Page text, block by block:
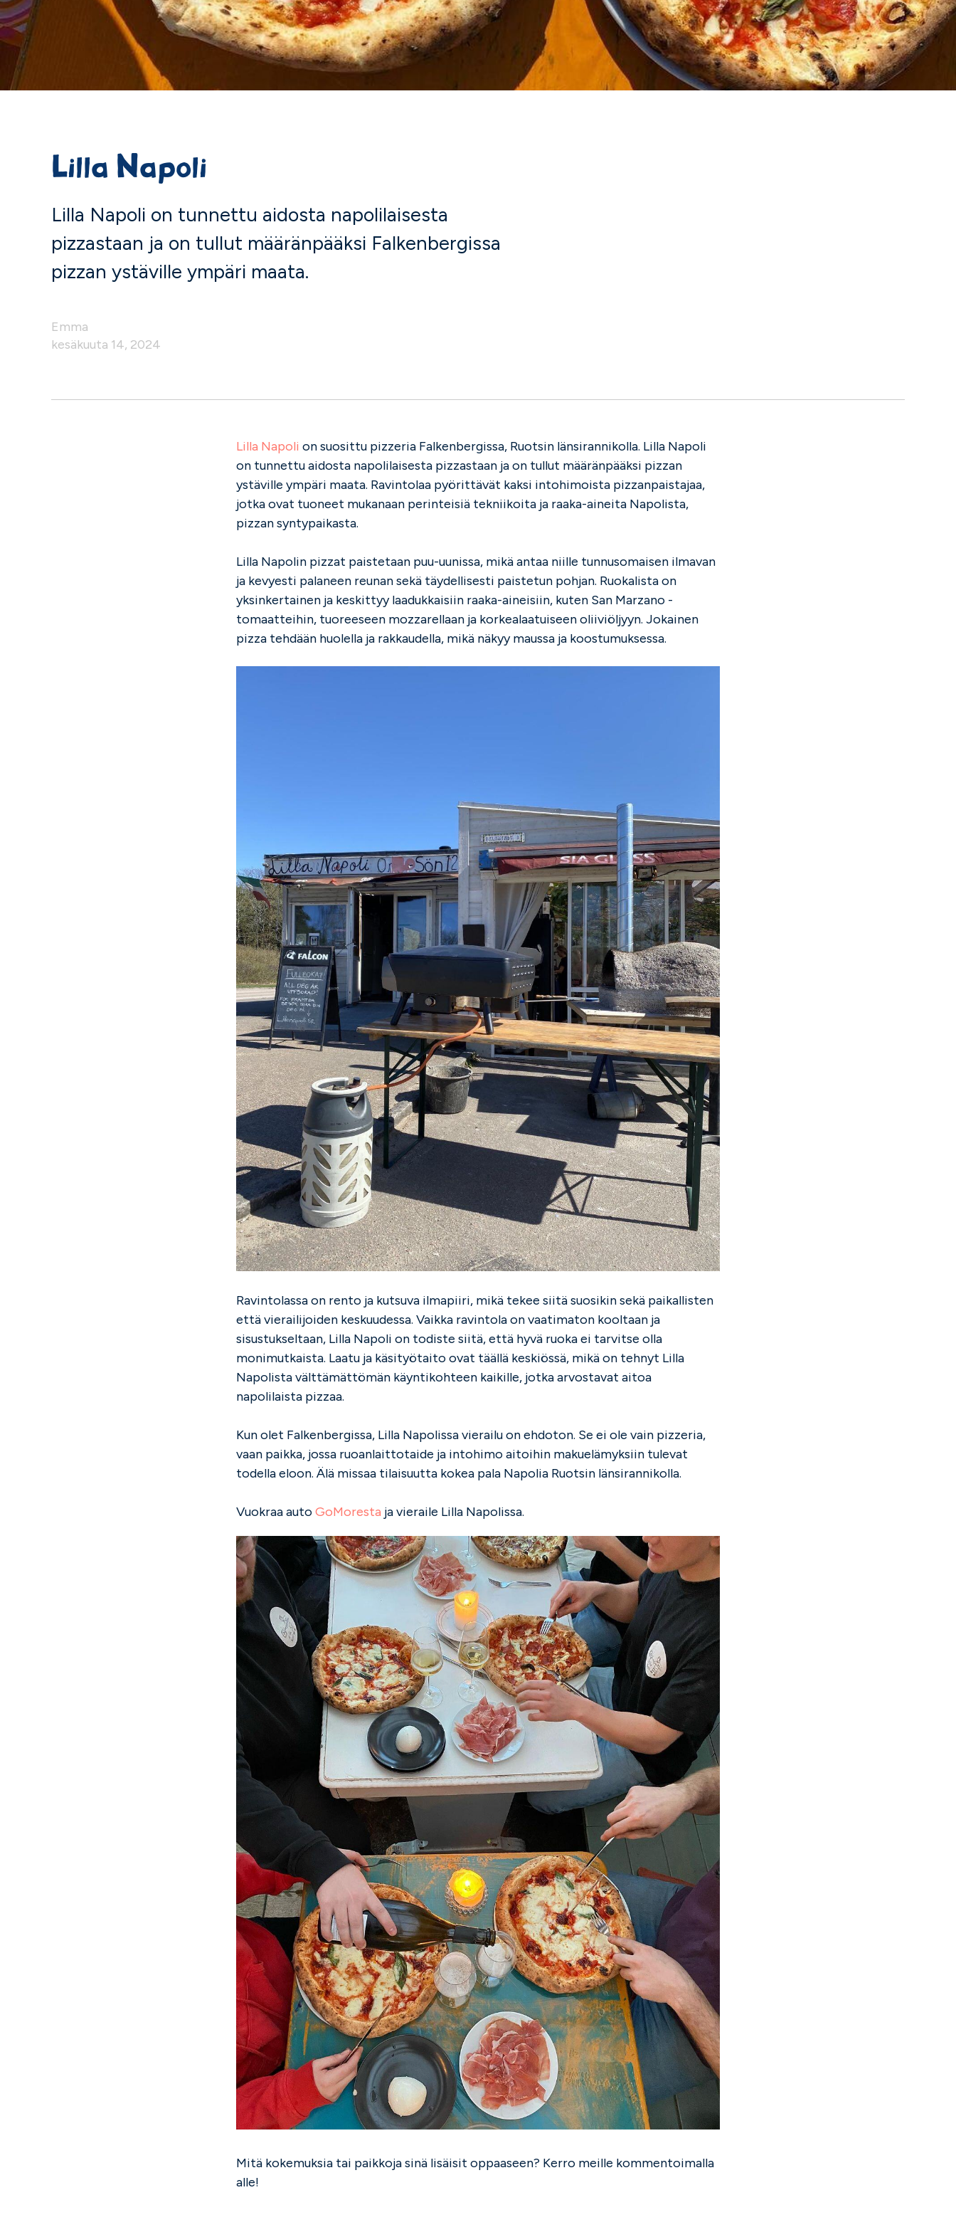
Lilla Napoli
Lilla Napoli on tunnettu aidosta napolilaisesta
pizzastaan ja on tullut määränpääksi Falkenbergissa
pizzan ystäville ympäri maata.
Emma
kesäkuuta 14, 2024
Lilla Napoli on suosittu pizzeria Falkenbergissa, Ruotsin länsirannikolla. Lilla Napoli
on tunnettu aidosta napolilaisesta pizzastaan ja on tullut määränpääksi pizzan
ystäville ympäri maata. Ravintolaa pyörittävät kaksi intohimoista pizzanpaistajaa,
jotka ovat tuoneet mukanaan perinteisiä tekniikoita ja raaka-aineita Napolista,
pizzan syntypaikasta.
Lilla Napolin pizzat paistetaan puu-uunissa, mikä antaa niille tunnusomaisen ilmavan
ja kevyesti palaneen reunan sekä täydellisesti paistetun pohjan. Ruokalista on
yksinkertainen ja keskittyy laadukkaisiin raaka-aineisiin, kuten San Marzano -
tomaatteihin, tuoreeseen mozzarellaan ja korkealaatuiseen oliiviöljyyn. Jokainen
pizza tehdään huolella ja rakkaudella, mikä näkyy maussa ja koostumuksessa.
Ravintolassa on rento ja kutsuva ilmapiiri, mikä tekee siitä suosikin sekä paikallisten
että vierailijoiden keskuudessa. Vaikka ravintola on vaatimaton kooltaan ja
sisustukseltaan, Lilla Napoli on todiste siitä, että hyvä ruoka ei tarvitse olla
monimutkaista. Laatu ja käsityötaito ovat täällä keskiössä, mikä on tehnyt Lilla
Napolista välttämättömän käyntikohteen kaikille, jotka arvostavat aitoa
napolilaista pizzaa.
Kun olet Falkenbergissa, Lilla Napolissa vierailu on ehdoton. Se ei ole vain pizzeria,
vaan paikka, jossa ruoanlaittotaide ja intohimo aitoihin makuelämyksiin tulevat
todella eloon. Älä missaa tilaisuutta kokea pala Napolia Ruotsin länsirannikolla.
Vuokraa autoGoMoresta ja vieraile Lilla Napolissa.
Mitä kokemuksia tai paikkoja sinä lisäisit oppaaseen? Kerro meille kommentoimalla
alle!